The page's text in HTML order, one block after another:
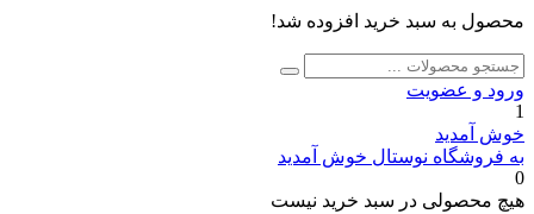
محصول به سبد خرید افزوده شد!
جستجو
برای:
جستجو
ورود و عضویت
1
خوش آمدید
به فروشگاه نوستال خوش آمدید
0
هیچ محصولی در سبد خرید نیست